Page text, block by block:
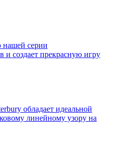
нашей серии
и создает прекрасную игру
обладает идеальной
линейному узору на